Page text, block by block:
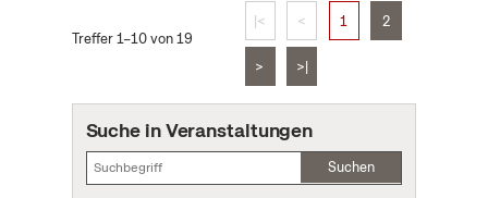
Treffer 1–10 von 19
|< < 1 2
> >|
Suche in Veranstaltungen
Suchen